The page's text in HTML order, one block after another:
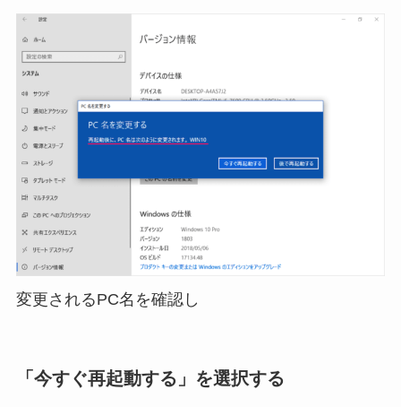
変更されるPC名を確認し
「今すぐ再起動する」を選択する